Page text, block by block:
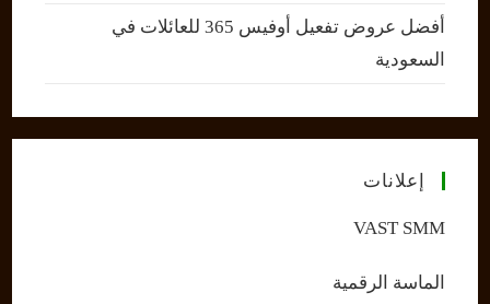
أفضل عروض تفعيل أوفيس 365 للعائلات في
السعودية
إعلانات
VAST SMM
الماسة الرقمية